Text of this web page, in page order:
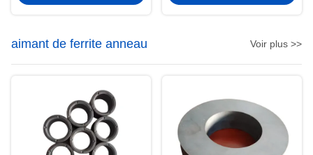
aimant de ferrite anneau Voir plus >>